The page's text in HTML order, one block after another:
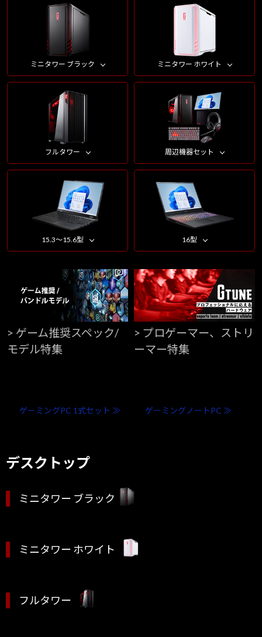
ミニタワー ブラック ミニタワー ホワイト
フルタワー 周辺機器セット
15.3～15.6型 16型
> ゲーム推奨スペック/
モデル特集
> プロゲーマー、ストリ
ーマー特集
ゲーミングPC 1式セット ≫ ゲーミングノートPC ≫
デスクトップ
ミニタワー ブラック
ミニタワー ホワイト
フルタワー